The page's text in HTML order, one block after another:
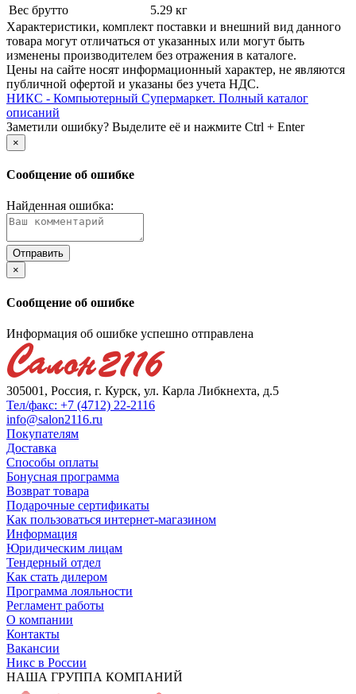
Вес брутто
5.29 кг
Xарактеристики, комплект поставки и внешний вид данного
товара могут отличаться от указанных или могут быть
изменены производителем без отражения в каталоге.
Цены на сайте носят информационный характер, не являются
публичной офертой и указаны без учета НДС.
НИКС - Компьютерный Cупермаркет. Полный каталог
описаний
Заметили ошибку? Выделите её и нажмите Ctrl + Enter
×
Сообщение об ошибке
Найденная ошибка:
×
Сообщение об ошибке
Информация об ошибке успешно отправлена
305001, Россия, г. Курск, ул. Карла Либкнехта, д.5
Тел/факс: +7 (4712) 22-2116
info@salon2116.ru
Покупателям
Доставка
Способы оплаты
Бонусная программа
Возврат товара
Подарочные сертификаты
Как пользоваться интернет-магазином
Информация
Юридическим лицам
Тендерный отдел
Как стать дилером
Программа лояльности
Регламент работы
О компании
Контакты
Вакансии
Никс в России
НАША ГРУППА КОМПАНИЙ